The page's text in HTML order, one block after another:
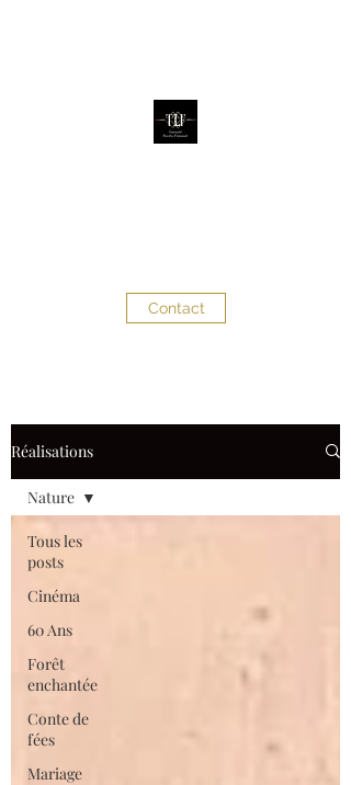
Contact
Réalisations
Tous les
posts
Cinéma
60 Ans
Forêt
enchantée
Conte de
fées
Mariage
Nature